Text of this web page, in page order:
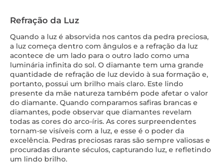
Refração da Luz
Quando a luz é absorvida nos cantos da pedra preciosa,
a luz começa dentro com ângulos e a refração da luz
acontece de um lado para o outro lado como uma
luminária infinita do sol. O diamante tem uma grande
quantidade de refração de luz devido à sua formação e,
portanto, possui um brilho mais claro. Este lindo
presente da mãe natureza também pode afetar o valor
do diamante. Quando comparamos safiras brancas e
diamantes, pode observar que diamantes revelam
todas as cores do arco-íris. As cores surpreendentes
tornam-se visíveis com a luz, e esse é o poder da
excelência. Pedras preciosas raras são sempre valiosas e
procuradas durante séculos, capturando luz, e refletindo
um lindo brilho.